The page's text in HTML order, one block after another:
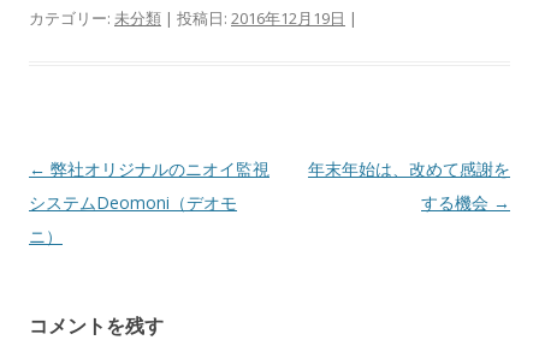
e
k
e ai
カテゴリー: 未分類 | 投稿日: 2016年12月19日 |
投稿ナビゲーション
← 弊社オリジナルのニオイ監視
システムDeomoni（デオモ
ニ）
年末年始は、改めて感謝を
する機会 →
コメントを残す